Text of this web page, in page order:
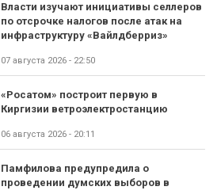
Власти изучают инициативы селлеров
по отсрочке налогов после атак на
инфраструктуру «Вайлдберриз»
07 августа 2026 - 22:50
«Росатом» построит первую в
Киргизии ветроэлектростанцию
06 августа 2026 - 20:11
Памфилова предупредила о
проведении думских выборов в